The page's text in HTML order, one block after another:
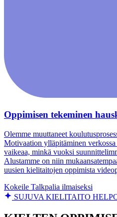
Oppimisen tekeminen
Olemme muuttaneet
Motivaation ylläpitäminen
vaikeaa, minkä vuoksi
Alustamme on niin
uusien kielitaitojen oppimista
Kokeile Talkpalia ilmaiseksi
SUJUVA KIELITAITO